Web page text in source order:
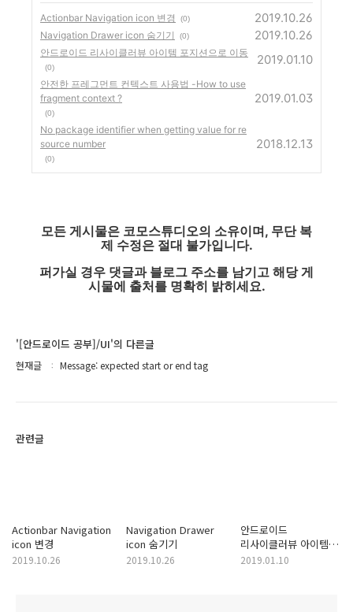
Actionbar Navigation icon 변경 (0) 2019.10.26
Navigation Drawer icon 숨기기 (0) 2019.10.26
안드로이드 리사이클러뷰 아이템 포지션으로 이동
(0)
2019.01.10
안전한 프레그먼트 컨텍스트 사용법 -How to use
fragment context ?
(0)
2019.01.03
No package identifier when getting value for re
source number
(0)
2018.12.13
모든 게시물은 코모스튜디오의 소유이며, 무단 복
제 수정은 절대 불가입니다.
퍼가실 경우 댓글과 블로그 주소를 남기고 해당 게
시물에 출처를 명확히 밝히세요.
'[안드로이드 공부]/UI'의 다른글
현재글 Message: expected start or end tag
관련글
Actionbar Navigation
icon 변경
2019.10.26
Navigation Drawer
icon 숨기기
2019.10.26
안드로이드
리사이클러뷰 아이템
포지션으로 이동
2019.01.10